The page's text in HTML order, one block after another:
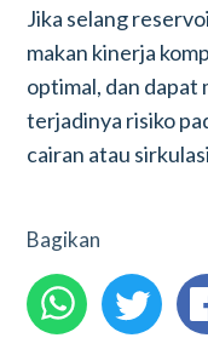
Jika selang
makan kinerja
optimal, dan
terjadinya risiko
cairan atau
Bagikan